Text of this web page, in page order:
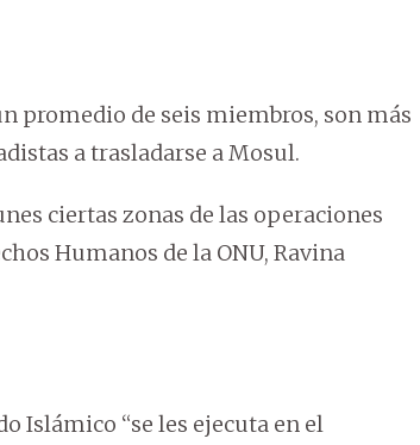
promedio de seis miembros, son más
a trasladarse a Mosul.
ciertas zonas de las operaciones
Humanos de la ONU, Ravina
Islámico “se les ejecuta en el